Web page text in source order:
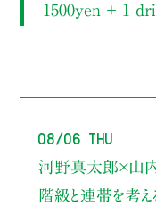
1500yen ＋ 1
08/06 Thu
河野真太郎×山内
階級と連帯を考える